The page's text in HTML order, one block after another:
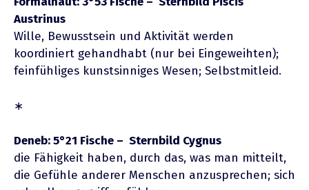
Austrinus
Wille, Bewusstsein und Aktivität werden
koordiniert gehandhabt (nur bei Eingeweihten);
feinfühliges kunstsinniges Wesen; Selbstmitleid.
∗
Deneb: 5°21 Fische – Sternbild Cygnus
die Fähigkeit haben, durch das, was man mitteilt,
die Gefühle anderer Menschen anzusprechen; sich